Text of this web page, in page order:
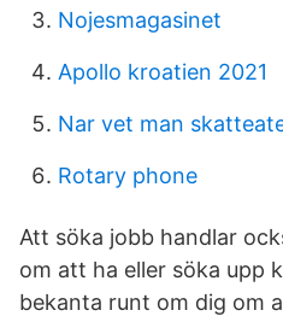
Nojesmagasinet
Apollo kroatien 2021
Nar vet man
Rotary phone
Att söka jobb handlar
om att ha eller söka upp
bekanta runt om dig om